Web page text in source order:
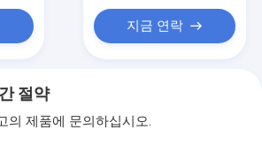
지금 연락
절약
의 제품에 문의하십시오.